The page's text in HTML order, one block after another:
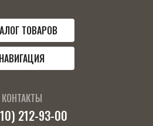
ТОВАРОВ
НАВИГАЦИЯ
КОНТАКТЫ
212-93-00